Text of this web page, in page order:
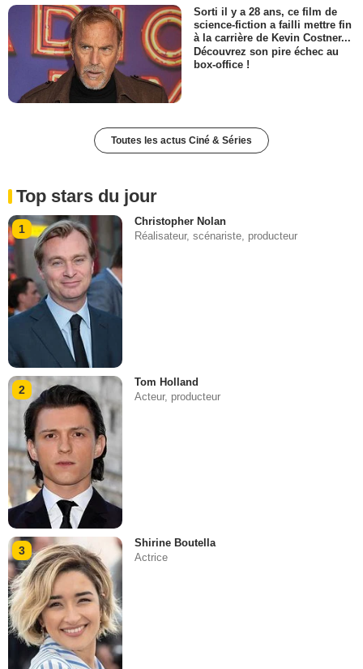
Sorti il y a 28 ans, ce film de
science-fiction a failli mettre fin
à la carrière de Kevin Costner...
Découvrez son pire échec au
box-office !
Toutes les actus Ciné & Séries
Top stars du jour
1
Christopher Nolan
Réalisateur, scénariste, producteur
2
Tom Holland
Acteur, producteur
3
Shirine Boutella
Actrice